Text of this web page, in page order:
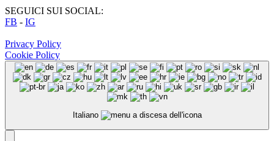
SEGUICI SUI SOCIAL:
FB - IG
Privacy Policy
Cookie Policy
Italiano